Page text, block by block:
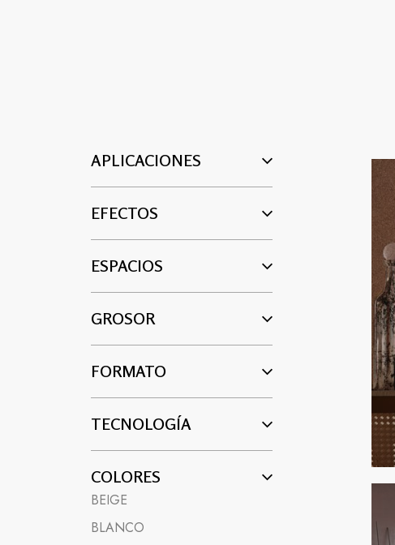
APLICACIONES
EFECTOS
ESPACIOS
GROSOR
FORMATO
TECNOLOGÍA
COLORES
BEIGE
BLANCO